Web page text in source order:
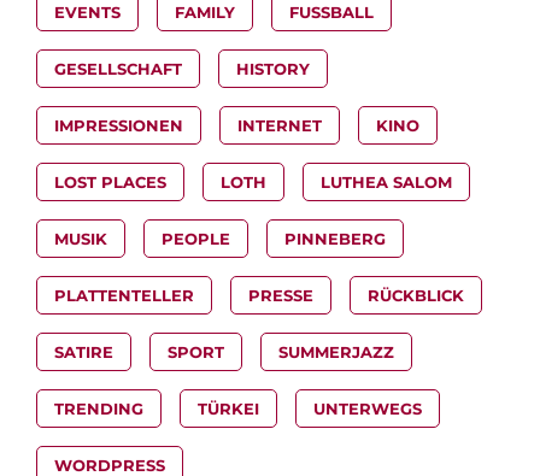
EVENTS FAMILY FUSSBALL
GESELLSCHAFT HISTORY
IMPRESSIONEN INTERNET KINO
LOST PLACES LOTH LUTHEA SALOM
MUSIK PEOPLE PINNEBERG
PLATTENTELLER PRESSE RÜCKBLICK
SATIRE SPORT SUMMERJAZZ
TRENDING TÜRKEI UNTERWEGS
WORDPRESS